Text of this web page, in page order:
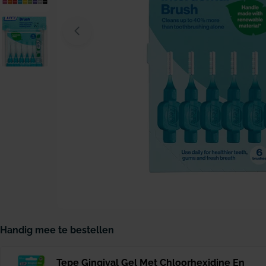
Open media 0 in modaal venster
Handig mee te bestellen
Tepe Gingival Gel Met Chloorhexidine En